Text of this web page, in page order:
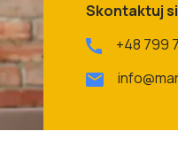
Skontaktuj
+48 799